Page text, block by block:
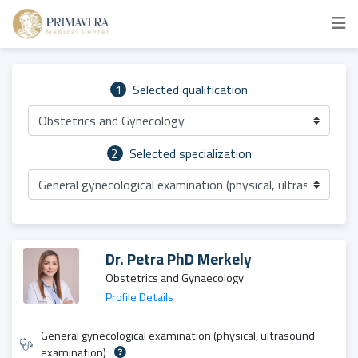
1 Selected qualification
Obstetrics and Gynecology
2
Selected specialization
General gynecological examination (physical, ultrasound
Dr. Petra PhD Merkely
Obstetrics and Gynaecology
Profile Details
General gynecological examination (physical, ultrasound
examination)